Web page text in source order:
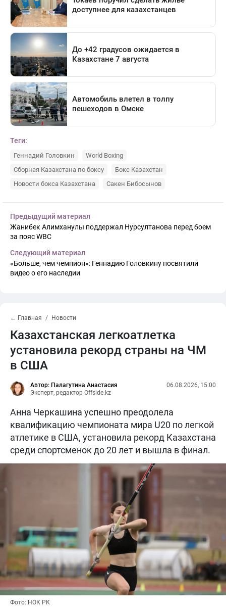
Теги:
Геннадий Головкин
World Boxing
Сборная Казахстана по боксу
Бокс Казахстан
Новости бокса Казахстана
Сакен Бибосынов
Предыдущий материал
Жанибек Алимханулы поддержал Нурсултанова перед боем
за пояс WBC
Следующий материал
«Больше, чем чемпион»: Геннадию Головкину посвятили
видео о его наследии
← Главная Новости
Казахстанская легкоатлетка
установила рекорд страны на ЧМ
в США
Автор: Палагутина Анастасия
Эксперт, редактор Offside.kz
06.08.2026, 15:00
Анна Черкашина успешно преодолела
квалификацию чемпионата мира U20 по легкой
атлетике в США, установила рекорд Казахстана
среди спортсменок до 20 лет и вышла в финал.
Фото: НОК РК